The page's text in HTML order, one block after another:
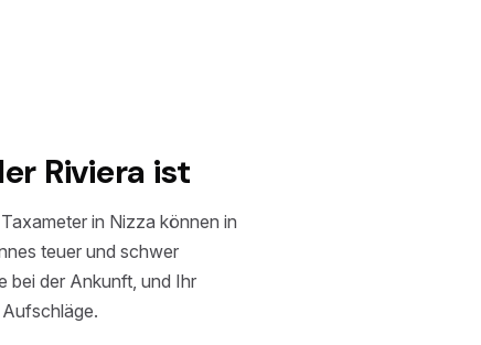
Riviera ist
in Nizza können in
teuer und schwer
bei der Ankunft, und Ihr